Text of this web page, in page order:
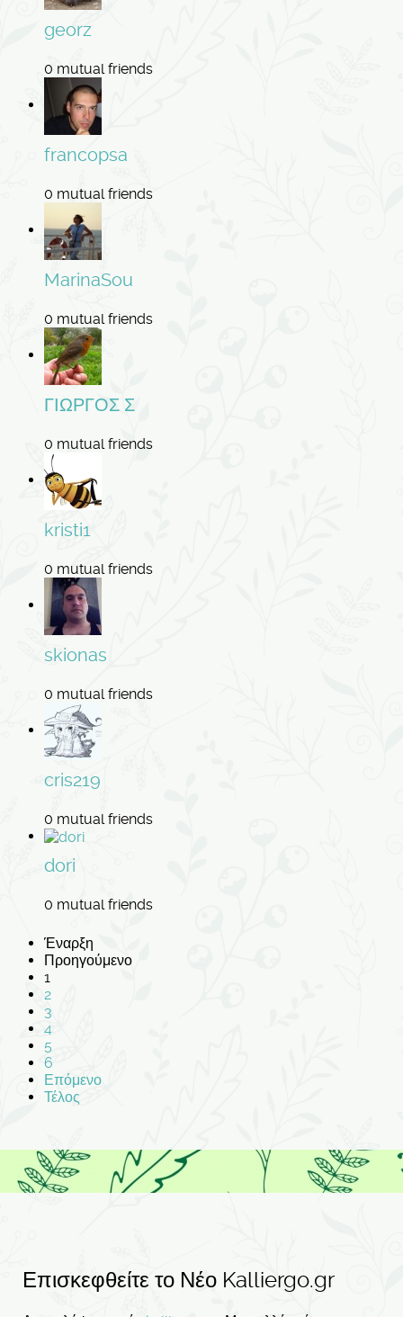
georz
0 mutual friends
francopsa
0 mutual friends
MarinaSou
0 mutual friends
ΓΙΩΡΓΟΣ Σ
0 mutual friends
kristi1
0 mutual friends
skionas
0 mutual friends
cris219
0 mutual friends
dori
0 mutual friends
Έναρξη
Προηγούμενο
1
2
3
4
5
6
Επόμενο
Τέλος
Επισκεφθείτε το Νέο Kalliergo.gr